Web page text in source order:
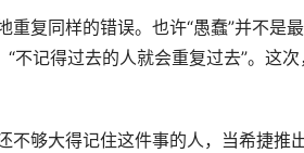
重复同样的错误。也许“愚蠢”并不是
不记得过去的人就会重复过去”。这
不够大得记住这件事的人，当希捷推